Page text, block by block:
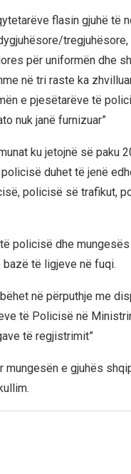
flasin gjuhë të
tregjuhësore,
për uniformën dhe
në tri raste ka
e pjesëtarëve të
nuk janë furnizuar”
ku jetojnë së paku
duhet të jenë
policisë së trafikut,
policisë dhe
të ligjeve në fuqi.
në përputhje me
të Policisë në
të regjistrimit”
mungesën e gjuhës